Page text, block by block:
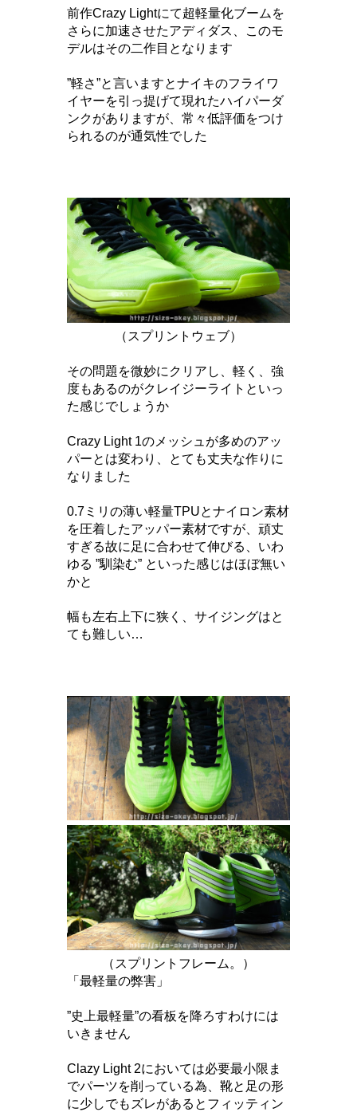
前作Crazy Lightにて超軽量化ブームを
さらに加速させたアディダス、このモ
デルはその二作目となります
”軽さ”と言いますとナイキのフライワ
イヤーを引っ提げて現れたハイパーダ
ンクがありますが、常々低評価をつけ
られるのが通気性でした
（スプリントウェブ）
その問題を微妙にクリアし、軽く、強
度もあるのがクレイジーライトといっ
た感じでしょうか
Crazy Light 1のメッシュが多めのアッ
パーとは変わり、とても丈夫な作りに
なりました
0.7ミリの薄い軽量TPUとナイロン素材
を圧着したアッパー素材ですが、 頑丈
すぎる故に足に合わせて伸びる、いわ
ゆる ”馴染む” といった感じはほぼ無い
かと
幅も左右上下に狭く、サイジングはと
ても難しい…
（スプリントフレーム。）
「最軽量の弊害」
”史上最軽量”の看板を降ろすわけには
いきません
Clazy Light 2においては必要最小限ま
でパーツを削っている為、靴と足の形
に少しでもズレがあるとフィッティン